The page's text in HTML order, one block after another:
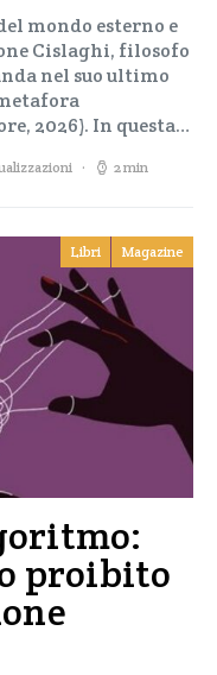
mondo esterno e
Cislaghi, filosofo
nel suo ultimo
2026). In questa…
2 min
Libri Magazine
proibito